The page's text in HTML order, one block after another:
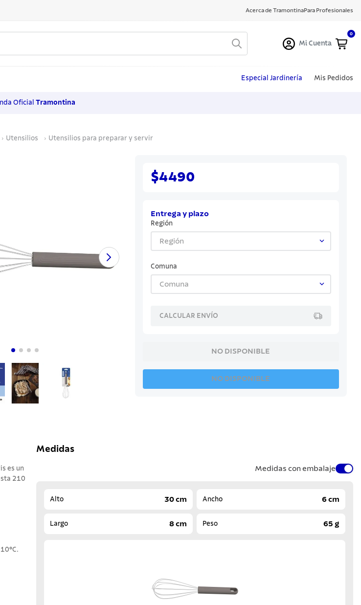
Acerca de TramontinaPara Profesionales
Mi Cuenta
0
Especial Jardinería Mis Pedidos
Oficial Tramontina
Utensilios Utensilios para preparar y servir
$4490
Entrega y plazo
Región
Región
Comuna
Comuna
CALCULAR ENVÍO
NO DISPONIBLE
NO DISPONIBLE
es un
210
Medidas
Medidas con embalaje
Alto 30 cm Ancho 6 cm
Largo 8 cm Peso 65 g